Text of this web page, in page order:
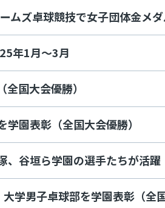
ムズ卓球競技で女子団体金メ
年1月～3月
国大会優勝）
園表彰（全国大会優勝）
谷垣ら学園の選手たちが活躍
男子卓球部を学園表彰（全国